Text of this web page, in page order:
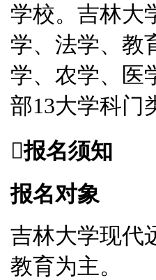
学校。吉林大
学、法学、教
学、农学、医
部13大学科门
报名须知
报名对象
吉林大学现代
教育为主。